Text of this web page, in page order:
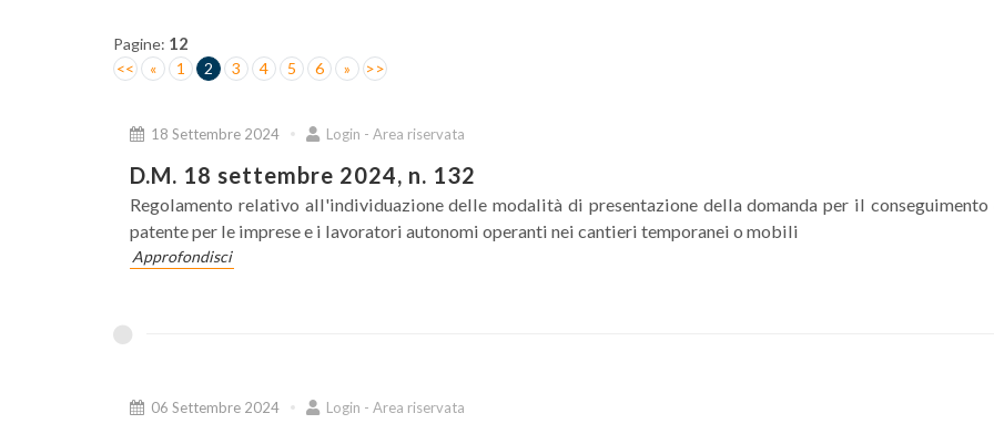
Pagine: 12
<< « 1 2 3 4 5 6 » >>
18 Settembre 2024 Login - Area riservata
D.M. 18 settembre 2024, n. 132
Regolamento relativo all'individuazione delle modalità di presentazione della domanda per il conseguimento
patente per le imprese e i lavoratori autonomi operanti nei cantieri temporanei o mobili
Approfondisci
06 Settembre 2024 Login - Area riservata